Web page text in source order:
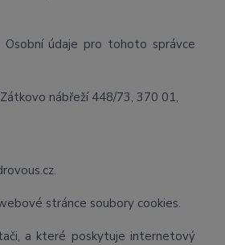
Osobní údaje pro tohoto správce
nábřeží 448/73, 370 01,
stránce soubory cookies.
a které poskytuje internetový